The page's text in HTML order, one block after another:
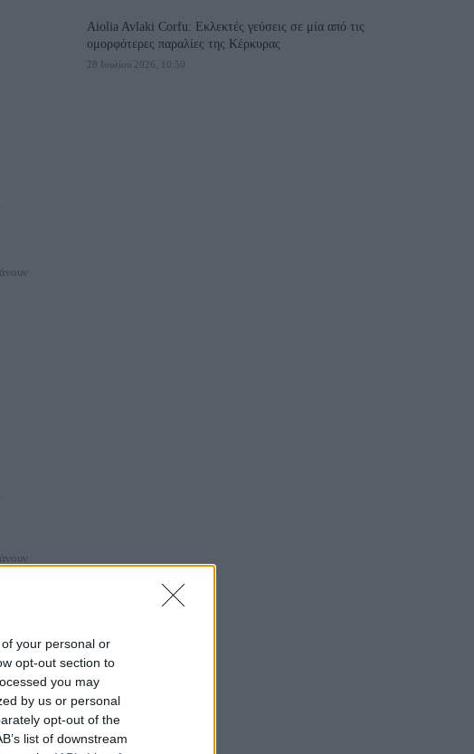
your personal or
opt-out section to
you may
by us or personal
opt-out of the
list of downstream
Aiolia Avlaki Corfu: Εκλεκτές γεύσεις σε μία από τις
ομορφότερες παραλίες της Κέρκυρας
28 Ιουλίου 2026, 10:50